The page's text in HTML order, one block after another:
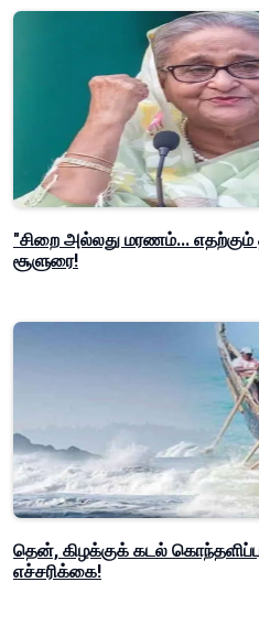
"சிறை அல்லது மரணம்...
சூளுரை!
தென், கிழக்குக் கடல்
எச்சரிக்கை!